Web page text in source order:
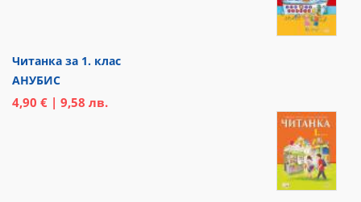
Читанка за 1. клас
АНУБИС
4,90 € | 9,58 лв.